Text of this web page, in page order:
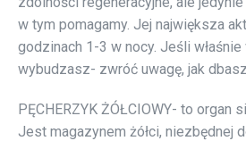
w tym pomagamy. Jej największa
godzinach 1-3 w nocy. Jeśli
wybudzasz- zwróć uwagę, jak
PĘCHERZYK ŻÓŁCIOWY- to organ
Jest magazynem żółci, niezbędnej